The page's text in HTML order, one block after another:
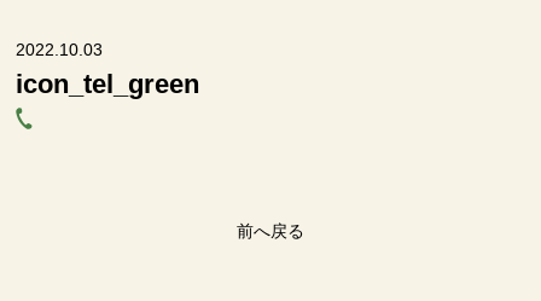
2022.10.03
icon_tel_green
前へ戻る